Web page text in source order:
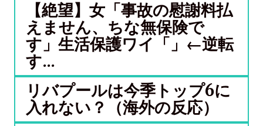
【絶望】女「事故の慰謝料払
えません、ちな無保険で
す」生活保護ワイ「」←逆転
す...
リバプールは今季トップ6に
入れない？（海外の反応）